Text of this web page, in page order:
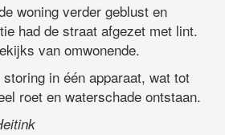
woning verder geblust en
had de straat afgezet met lint.
van omwonende.
in één apparaat, wat tot
roet en waterschade ontstaan.